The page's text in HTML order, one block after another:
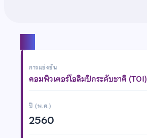
การแข่งขัน
คอมพิวเตอร์โอลิมปิกระดับชาติ (TOI)
ปี (พ.ศ.)
2560